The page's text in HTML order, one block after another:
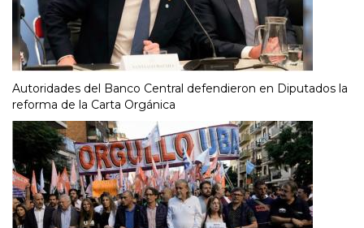
Autoridades del Banco Central defendieron en Diputados la
reforma de la Carta Orgánica